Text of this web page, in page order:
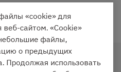
Стол.
- Vegas Studio
«cookie» для
веб-сайтом. «Cookie»
файлы,
о предыдущих
Продолжая использовать